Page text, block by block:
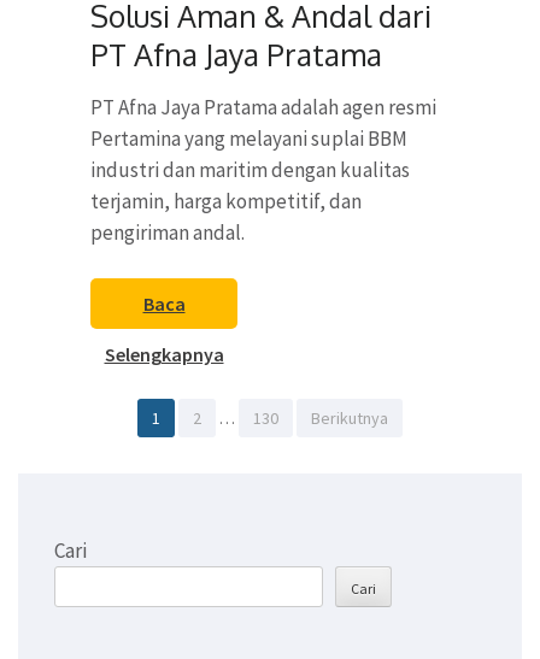
Solusi Aman & Andal dari
PT Afna Jaya Pratama
PT Afna Jaya Pratama adalah agen resmi
Pertamina yang melayani suplai BBM
industri dan maritim dengan kualitas
terjamin, harga kompetitif, dan
pengiriman andal.
Baca
Selengkapnya
Halaman
1 Halaman
2 … Halaman
130 Berikutnya
Cari
Cari